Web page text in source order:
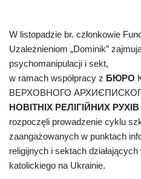
W listopadzie br. członkowie
Uzależnieniom „Dominik”
psychomanipulacji i sekt,
w ramach współpracy z БЮРО
ВЕРХОВНОГО
НОВІТНІХ РЕЛІГІЙНИХ РУХІВ
rozpoczęli prowadzenie cyklu
zaangażowanych w punktach
religijnych i sektach
katolickiego na Ukrainie.